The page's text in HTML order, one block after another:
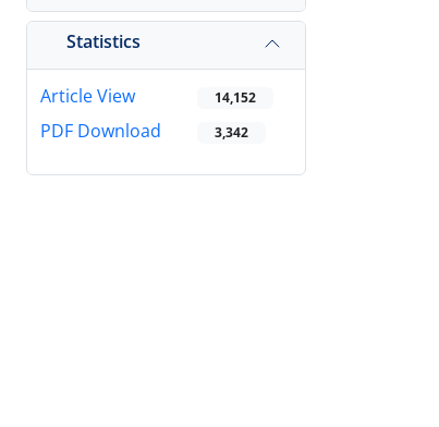
Statistics
Article View 14,152
PDF Download 3,342